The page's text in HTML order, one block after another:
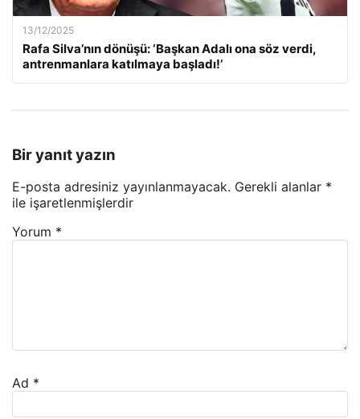
13/12/2025
Rafa Silva’nın dönüşü: ‘Başkan Adalı ona söz verdi,
antrenmanlara katılmaya başladı!’
Bir yanıt yazın
E-posta adresiniz yayınlanmayacak. Gerekli alanlar *
ile işaretlenmişlerdir
Yorum *
Ad *